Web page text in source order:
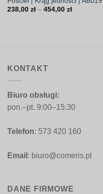
238,00 zł – 454,00 złZakres
KONTAKT
Biuro obsługi:
pon.–pt. 9:00–15:30
Telefon: 573 420 160
Email : biuro@comeris.pl
DANE FIRMOWE